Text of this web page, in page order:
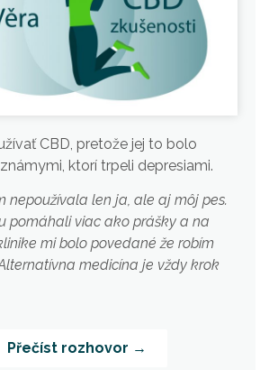
CBD, pretože jej to bolo
ktorí trpeli depresiami.
nepoužívala len ja, ale aj môj pes.
pomáhali viac ako prášky a na
mi bolo povedané že robím
medicína je vždy krok
Přečíst rozhovor →